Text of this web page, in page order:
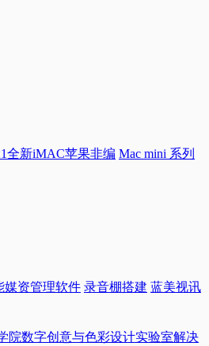
全新iMAC苹果非编 Mac mini 系列
媒资管理软件 录音棚搭建 蓝美视讯
院数字创意与色彩设计实验室解决